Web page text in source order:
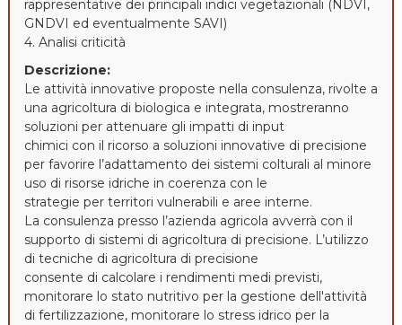
rappresentative dei principali indici vegetazionali (NDVI,
GNDVI ed eventualmente SAVI)
4. Analisi criticità
Descrizione:
Le attività innovative proposte nella consulenza, rivolte a
una agricoltura di biologica e integrata, mostreranno
soluzioni per attenuare gli impatti di input
chimici con il ricorso a soluzioni innovative di precisione
per favorire l’adattamento dei sistemi colturali al minore
uso di risorse idriche in coerenza con le
strategie per territori vulnerabili e aree interne.
La consulenza presso l’azienda agricola avverrà con il
supporto di sistemi di agricoltura di precisione. L’utilizzo
di tecniche di agricoltura di precisione
consente di calcolare i rendimenti medi previsti,
monitorare lo stato nutritivo per la gestione dell'attività
di fertilizzazione, monitorare lo stress idrico per la